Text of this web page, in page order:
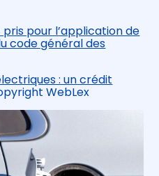
pour l’application de
code général des
: un crédit
WebLex